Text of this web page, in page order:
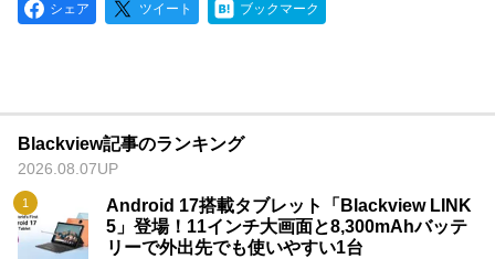
シェア ツイート ブックマーク
Blackview記事のランキング
2026.08.07UP
Android 17搭載タブレット「Blackview LINK
5」登場！11インチ大画面と8,300mAhバッテ
リーで外出先でも使いやすい1台